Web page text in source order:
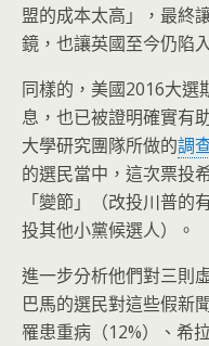
盟的成本太高」，最終
鏡，也讓英國至今仍陷
同樣的，美國2016大選
息，也已被證明確實有
大學研究團隊所做的調
的選民當中，這次票投
「變節」（改投川普的
投其他小黨候選人）。
進一步分析他們對三則
巴馬的選民對這些假新
罹患重病（12%）、希